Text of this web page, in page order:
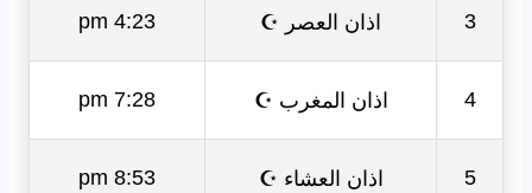
3 اذان العصر ☪ 4:23 pm
4 اذان المغرب ☪ 7:28 pm
5 اذان العشاء ☪ 8:53 pm